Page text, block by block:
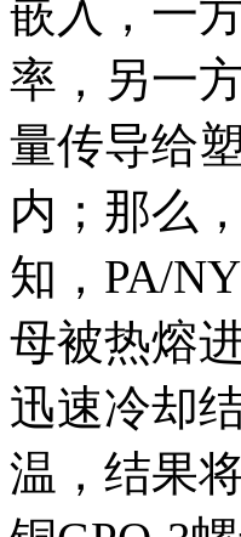
嵌入，一
率，另一
量传导给
内；那么
知，PA/
母被热熔
迅速冷却
温，结果